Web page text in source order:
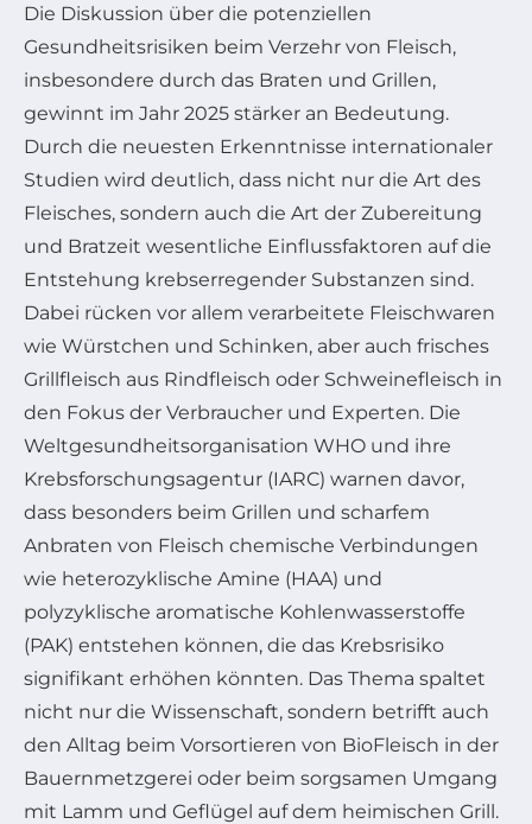
Die Diskussion über die potenziellen
Gesundheitsrisiken beim Verzehr von Fleisch,
insbesondere durch das Braten und Grillen,
gewinnt im Jahr 2025 stärker an Bedeutung.
Durch die neuesten Erkenntnisse internationaler
Studien wird deutlich, dass nicht nur die Art des
Fleisches, sondern auch die Art der Zubereitung
und Bratzeit wesentliche Einflussfaktoren auf die
Entstehung krebserregender Substanzen sind.
Dabei rücken vor allem verarbeitete Fleischwaren
wie Würstchen und Schinken, aber auch frisches
Grillfleisch aus Rindfleisch oder Schweinefleisch in
den Fokus der Verbraucher und Experten. Die
Weltgesundheitsorganisation WHO und ihre
Krebsforschungsagentur (IARC) warnen davor,
dass besonders beim Grillen und scharfem
Anbraten von Fleisch chemische Verbindungen
wie heterozyklische Amine (HAA) und
polyzyklische aromatische Kohlenwasserstoffe
(PAK) entstehen können, die das Krebsrisiko
signifikant erhöhen könnten. Das Thema spaltet
nicht nur die Wissenschaft, sondern betrifft auch
den Alltag beim Vorsortieren von BioFleisch in der
Bauernmetzgerei oder beim sorgsamen Umgang
mit Lamm und Geflügel auf dem heimischen Grill.